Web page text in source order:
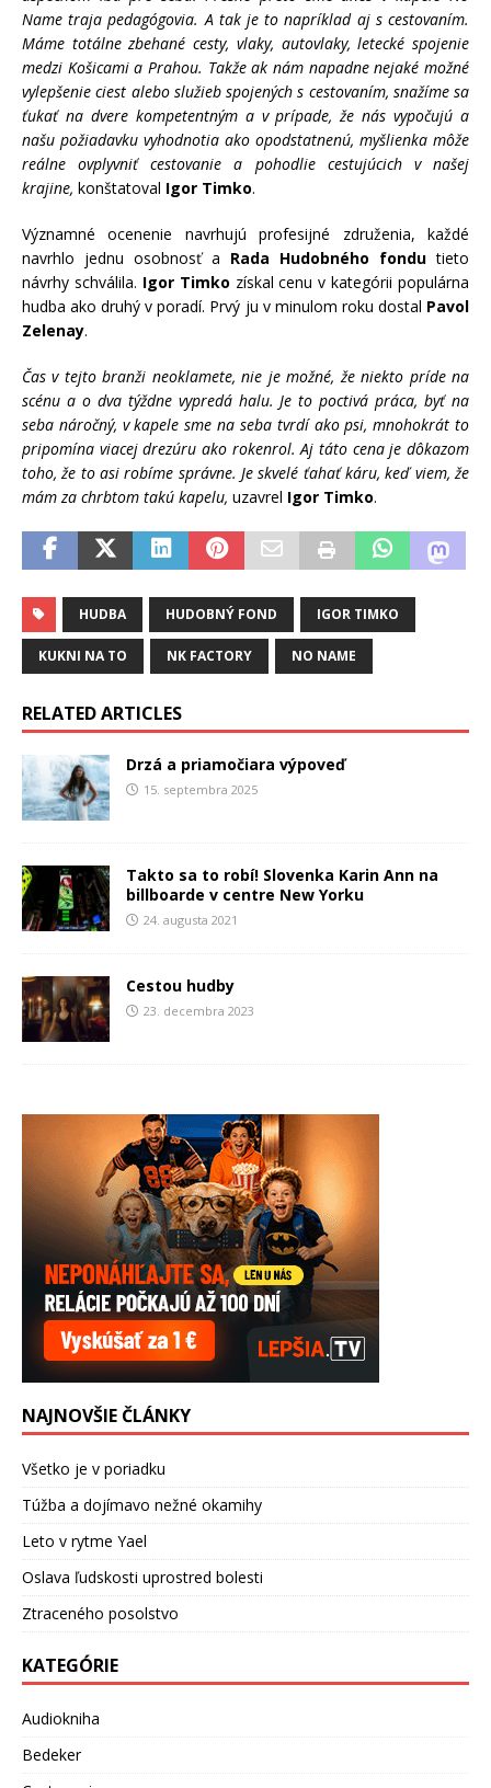
Name traja pedagógovia. A tak je to napríklad aj s cestovaním.
Máme totálne zbehané cesty, vlaky, autovlaky, letecké spojenie
medzi Košicami a Prahou. Takže ak nám napadne nejaké možné
vylepšenie ciest alebo služieb spojených s cestovaním, snažíme sa
ťukať na dvere kompetentným a v prípade, že nás vypočujú a
našu požiadavku vyhodnotia ako opodstatnenú, myšlienka môže
reálne ovplyvniť cestovanie a pohodlie cestujúcich v našej
krajine, konštatoval Igor Timko.
Významné ocenenie navrhujú profesijné združenia, každé
navrhlo jednu osobnosť a Rada Hudobného fondu tieto
návrhy schválila. Igor Timko získal cenu v kategórii populárna
hudba ako druhý v poradí. Prvý ju v minulom roku dostal Pavol
Zelenay.
Čas v tejto branži neoklamete, nie je možné, že niekto príde na
scénu a o dva týždne vypredá halu. Je to poctivá práca, byť na
seba náročný, v kapele sme na seba tvrdí ako psi, mnohokrát to
pripomína viacej drezúru ako rokenrol. Aj táto cena je dôkazom
toho, že to asi robíme správne. Je skvelé ťahať káru, keď viem, že
mám za chrbtom takú kapelu, uzavrel Igor Timko.
HUDBA HUDOBNÝ FOND IGOR TIMKO
KUKNI NA TO NK FACTORY NO NAME
RELATED ARTICLES
Drzá a priamočiara výpoveď
15. septembra 2025
Takto sa to robí! Slovenka Karin Ann na
billboarde v centre New Yorku
24. augusta 2021
Cestou hudby
23. decembra 2023
NAJNOVŠIE ČLÁNKY
Všetko je v poriadku
Túžba a dojímavo nežné okamihy
Leto v rytme Yael
Oslava ľudskosti uprostred bolesti
Ztraceného posolstvo
KATEGÓRIE
Audiokniha
Bedeker